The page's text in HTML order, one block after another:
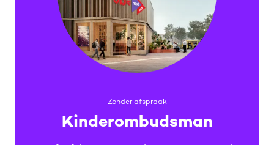
Kinderombudsman
Zonder afspraak